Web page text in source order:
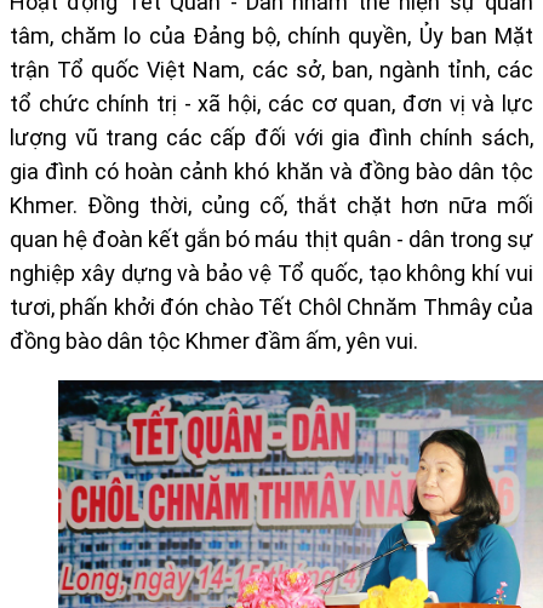
tâm, chăm lo của Đảng bộ, chính quyền, Ủy ban Mặt
trận Tổ quốc Việt Nam, các sở, ban, ngành tỉnh, các
tổ chức chính trị - xã hội, các cơ quan, đơn vị và lực
lượng vũ trang các cấp đối với gia đình chính sách,
gia đình có hoàn cảnh khó khăn và đồng bào dân tộc
Khmer. Đồng thời, củng cố, thắt chặt hơn nữa mối
quan hệ đoàn kết gắn bó máu thịt quân - dân trong sự
nghiệp xây dựng và bảo vệ Tổ quốc, tạo không khí vui
tươi, phấn khởi đón chào Tết Chôl Chnăm Thmây của
đồng bào dân tộc Khmer đầm ấm, yên vui.